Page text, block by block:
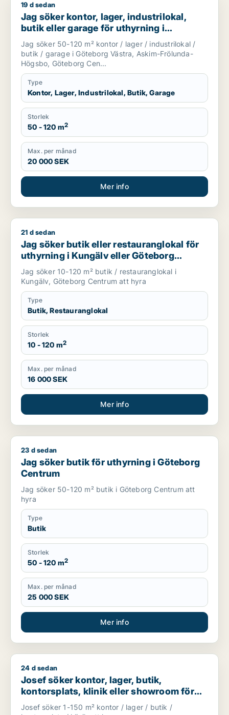
Jag söker kontor, lager, industrilokal, butik eller garage för
19 d sedan
Jag söker kontor, lager, industrilokal,
butik eller garage för uthyrning i
Göteborg Västra, Askim-Frölunda-
Högsbo eller Göteborg Centrum m.fl.
Jag söker 50-120 m² kontor / lager / industrilokal /
butik / garage i Göteborg Västra, Askim-Frölunda-
Högsbo, Göteborg Cen...
Type
Kontor, Lager, Industrilokal, Butik, Garage
Storlek
50 - 120 m2
Max. per månad
20 000 SEK
Mer info
Jag söker butik eller restauranglokal för uthyrning i Kungälv
21 d sedan
Jag söker butik eller restauranglokal för
uthyrning i Kungälv eller Göteborg
Centrum
Jag söker 10-120 m² butik / restauranglokal i
Kungälv, Göteborg Centrum att hyra
Type
Butik, Restauranglokal
Storlek
10 - 120 m2
Max. per månad
16 000 SEK
Mer info
Jag söker butik för uthyrning i Göteborg Centrum
23 d sedan
Jag söker butik för uthyrning i Göteborg
Centrum
Jag söker 50-120 m² butik i Göteborg Centrum att
hyra
Type
Butik
Storlek
50 - 120 m2
Max. per månad
25 000 SEK
Mer info
Josef söker kontor, lager, butik, kontorsplats, klinik eller
24 d sedan
Josef söker kontor, lager, butik,
kontorsplats, klinik eller showroom för
uthyrning i Göteborg
Josef söker 1-150 m² kontor / lager / butik /